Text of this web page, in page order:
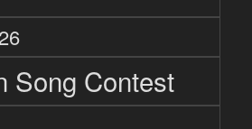
Song Contest